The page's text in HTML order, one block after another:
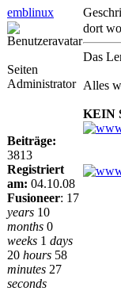
emblinux
Seiten
Administrator
Beiträge:
3813
Registriert
am: 04.10.08
Fusioneer: 17
years 10
months 0
weeks 1 days
20 hours 58
minutes 27
seconds
dort
Das
Alles
KEIN